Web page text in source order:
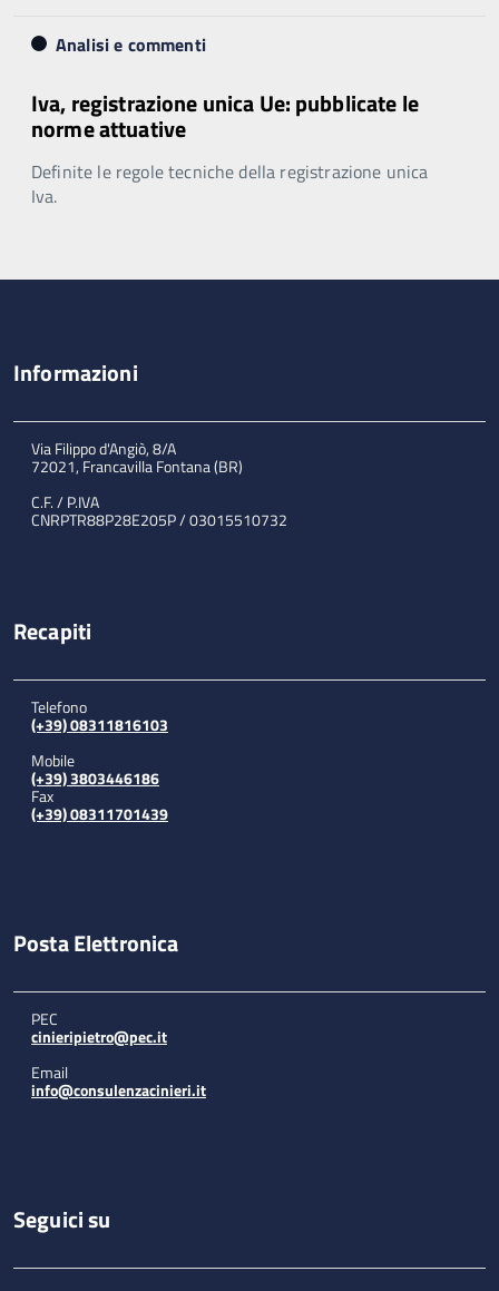
Analisi e commenti
Iva, registrazione unica Ue: pubblicate le
norme attuative
Definite le regole tecniche della registrazione unica
Iva.
Informazioni
Via Filippo d'Angiò, 8/A
72021, Francavilla Fontana (BR)
C.F. / P.IVA
CNRPTR88P28E205P / 03015510732
Recapiti
Telefono
(+39) 08311816103
Mobile
(+39) 3803446186
Fax
(+39) 08311701439
Posta Elettronica
PEC
cinieripietro@pec.it
Email
info@consulenzacinieri.it
Seguici su